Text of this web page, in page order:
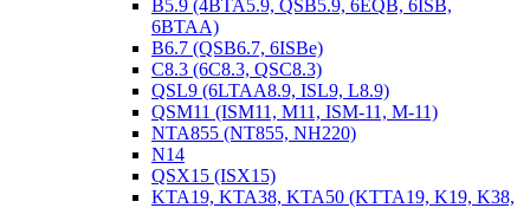
B5.9 (4BTA5.9, QSB5.9, 6EQB, 6ISB,
6BTAA)
B6.7 (QSB6.7, 6ISBe)
C8.3 (6C8.3, QSC8.3)
QSL9 (6LTAA8.9, ISL9, L8.9)
QSM11 (ISM11, M11, ISM-11, M-11)
NTA855 (NT855, NH220)
N14
QSX15 (ISX15)
KTA19, KTA38, KTA50 (KTTA19, K19, K38,